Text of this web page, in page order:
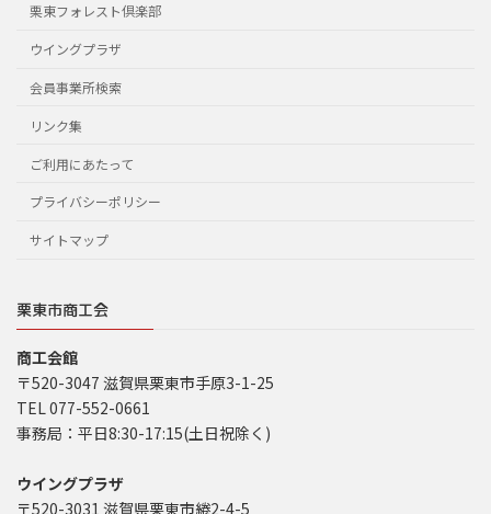
栗東フォレスト倶楽部
ウイングプラザ
会員事業所検索
リンク集
ご利用にあたって
プライバシーポリシー
サイトマップ
栗東市商工会
商工会館
〒520-3047 滋賀県栗東市手原3-1-25
TEL 077-552-0661
事務局：平日8:30-17:15(土日祝除く)
ウイングプラザ
〒520-3031 滋賀県栗東市綣2-4-5